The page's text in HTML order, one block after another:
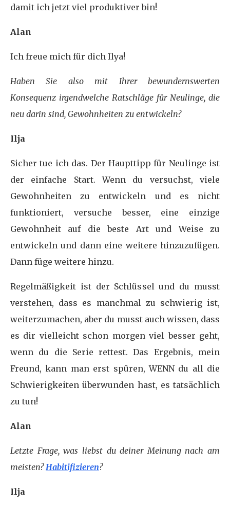
damit ich jetzt viel produktiver bin!
Alan
Ich freue mich für dich Ilya!
Haben Sie also mit Ihrer bewundernswerten
Konsequenz irgendwelche Ratschläge für Neulinge, die
neu darin sind, Gewohnheiten zu entwickeln?
Ilja
Sicher tue ich das. Der Haupttipp für Neulinge ist
der einfache Start. Wenn du versuchst, viele
Gewohnheiten zu entwickeln und es nicht
funktioniert, versuche besser, eine einzige
Gewohnheit auf die beste Art und Weise zu
entwickeln und dann eine weitere hinzuzufügen.
Dann füge weitere hinzu.
Regelmäßigkeit ist der Schlüssel und du musst
verstehen, dass es manchmal zu schwierig ist,
weiterzumachen, aber du musst auch wissen, dass
es dir vielleicht schon morgen viel besser geht,
wenn du die Serie rettest. Das Ergebnis, mein
Freund, kann man erst spüren, WENN du all die
Schwierigkeiten überwunden hast, es tatsächlich
zu tun!
Alan
Letzte Frage, was liebst du deiner Meinung nach am
meisten?Habitifizieren?
Ilja